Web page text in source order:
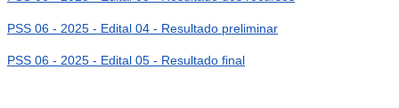
PSS 06 - 2025 - Edital 04 - Resultado preliminar
PSS 06 - 2025 - Edital 05 - Resultado final